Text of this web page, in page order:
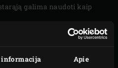
Apie
galima naudoti kaip
todėl ji tarnaus ilgus